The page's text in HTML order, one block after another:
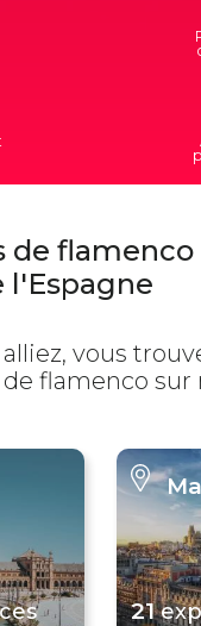
de flamenco
l'Espagne
vous
flamenco sur
21